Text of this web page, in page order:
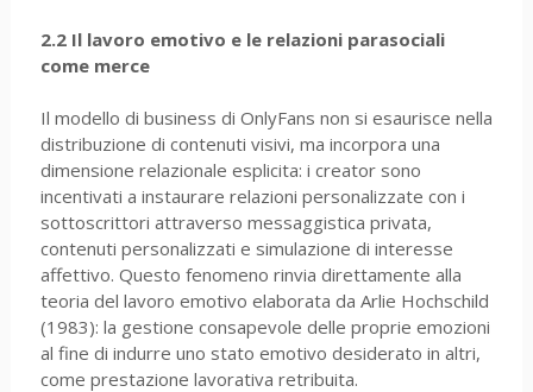
2.2 Il lavoro emotivo e le relazioni parasociali
come merce
Il modello di business di OnlyFans non si esaurisce nella
distribuzione di contenuti visivi, ma incorpora una
dimensione relazionale esplicita: i creator sono
incentivati a instaurare relazioni personalizzate con i
sottoscrittori attraverso messaggistica privata,
contenuti personalizzati e simulazione di interesse
affettivo. Questo fenomeno rinvia direttamente alla
teoria del lavoro emotivo elaborata da Arlie Hochschild
(1983): la gestione consapevole delle proprie emozioni
al fine di indurre uno stato emotivo desiderato in altri,
come prestazione lavorativa retribuita.